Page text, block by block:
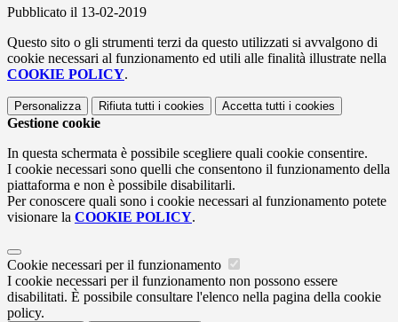
Pubblicato il 13-02-2019
Questo sito o gli strumenti terzi da questo utilizzati si avvalgono di
cookie necessari al funzionamento ed utili alle finalità illustrate nella
COOKIE POLICY.
Personalizza Rifiuta tutti i cookies Accetta tutti i cookies
Gestione cookie
In questa schermata è possibile scegliere quali cookie consentire.
I cookie necessari sono quelli che consentono il funzionamento della
piattaforma e non è possibile disabilitarli.
Per conoscere quali sono i cookie necessari al funzionamento potete
visionare la COOKIE POLICY.
Cookie necessari per il funzionamento
I cookie necessari per il funzionamento non possono essere
disabilitati. È possibile consultare l'elenco nella pagina della cookie
policy.